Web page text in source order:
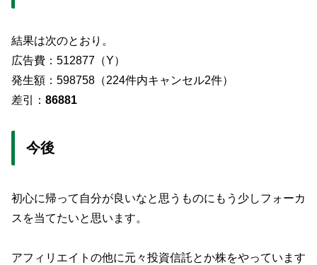
結果は次のとおり。
広告費：512877（Y）
発生額：598758（224件内キャンセル2件）
差引： 86881
今後
初心に帰って自分が良いなと思うものにもう少しフォーカ
スを当てたいと思います。
アフィリエイトの他に元々投資信託とか株をやっています